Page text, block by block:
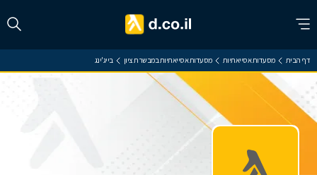
דף הבית מסעדות אסייאתיות מסעדות אסייאתיות במבשרת ציון בייג'ינג